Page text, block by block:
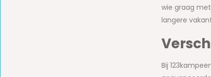
wie graag
langere
Bij